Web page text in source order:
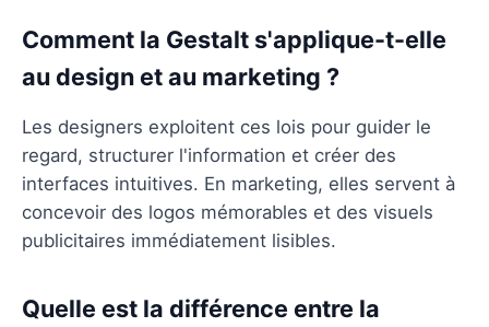
Comment la Gestalt s'applique-t-elle
au design et au marketing ?
Les designers exploitent ces lois pour guider le
regard, structurer l'information et créer des
interfaces intuitives. En marketing, elles servent à
concevoir des logos mémorables et des visuels
publicitaires immédiatement lisibles.
Quelle est la différence entre la